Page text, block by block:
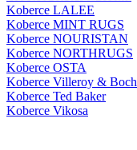
Koberce LALEE
Koberce MINT RUGS
Koberce NOURISTAN
Koberce NORTHRUGS
Koberce OSTA
Koberce Villeroy & Boch
Koberce Ted Baker
Koberce Vikosa